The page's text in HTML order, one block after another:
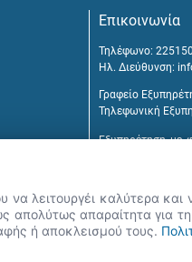
Επικοινωνία
Τηλέφωνο:
Ηλ. Διεύθυνση:
Γραφείο
Τηλεφωνική
Εξυπηρέτηση με
Τ.Θ. 25431, 1392
να λειτουργέι καλύτερα
απαραίτητα για τη
ή αποκλεισμού τους.